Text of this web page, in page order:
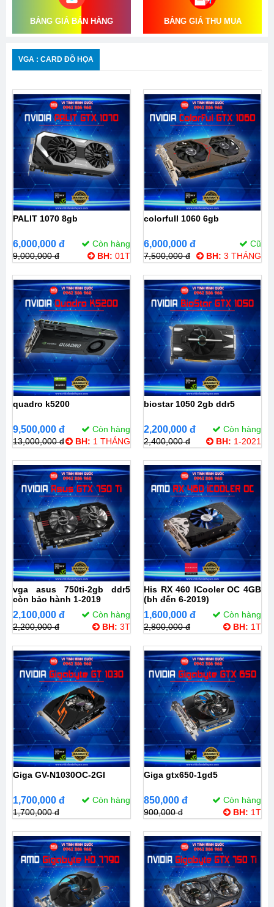
BẢNG GIÁ BÁN HÀNG BẢNG GIÁ THU MUA
VGA : CARD ĐỒ HỌA
PALIT 1070 8gb
6,000,000 đ
Còn hàng
9,000,000 đ
BH: 01T
colorfull 1060 6gb
6,000,000 đ
Cũ
7,500,000 đ
BH: 3 THÁNG
quadro k5200
9,500,000 đ
Còn hàng
13,000,000 đ
BH: 1 THÁNG
biostar 1050 2gb ddr5
2,200,000 đ
Còn hàng
2,400,000 đ
BH: 1-2021
vga asus 750ti-2gb ddr5
còn bảo hành 1-2019
2,100,000 đ
Còn hàng
2,200,000 đ
BH: 3T
His RX 460 ICooler OC 4GB
(bh đến 6-2019)
1,600,000 đ
Còn hàng
2,800,000 đ
BH: 1T
Giga GV-N1030OC-2GI
1,700,000 đ
Còn hàng
1,700,000 đ
Giga gtx650-1gd5
850,000 đ
Còn hàng
900,000 đ
BH: 1T